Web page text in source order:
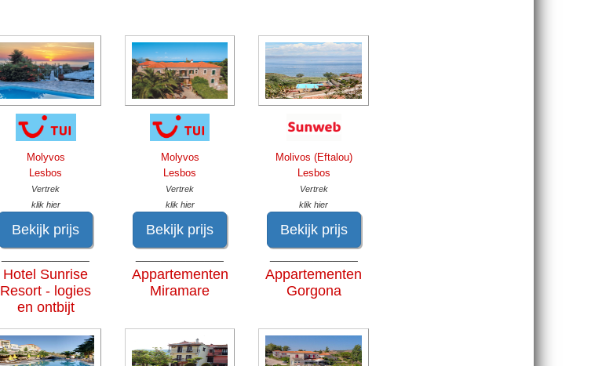
Molyvos
Lesbos
Vertrek
klik hier
Bekijk prijs
Molyvos
Lesbos
Vertrek
klik hier
Bekijk prijs
Molivos (Eftalou)
Lesbos
Vertrek
klik hier
Bekijk prijs
Hotel Sunrise
Resort - logies
en ontbijt
Appartementen
Miramare
Appartementen
Gorgona